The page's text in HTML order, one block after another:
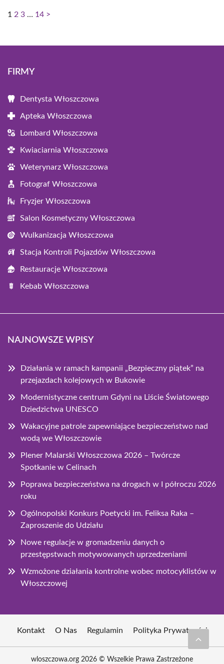
1 2 3 … 14 >
FIRMY
Dentysta Włoszczowa
Apteka Włoszczowa
Lombard Włoszczowa
Kwiaciarnia Włoszczowa
Weterynarz Włoszczowa
Fotograf Włoszczowa
Fryzjer Włoszczowa
Salon Kosmetyczny Włoszczowa
Wulkanizacja Włoszczowa
Stacja Kontroli Pojazdów Włoszczowa
Restauracje Włoszczowa
Kebab Włoszczowa
NAJNOWSZE WPISY
Działania w ramach kampanii „Bezpieczny piątek” na
przejazdach kolejowych w Bukowie
Modernistyczne centrum Gdyni na Liście Światowego
Dziedzictwa UNESCO
Wakacyjne patrole zapewniające bezpieczeństwo nad
wodą we Włoszczowie
Plener Malarski Włoszczowa 2026 – Twórcze
Spotkanie w Celinach
Poprawa bezpieczeństwa na drogach w I półroczu 2026
roku
Ogólnopolski Konkurs Poetycki im. Feliksa Raka –
Zaproszenie do Udziału
Nowe regulacje w gromadzeniu danych o
przestępstwach motywowanych uprzedzeniami
Wzmożone działania kontrolne wobec motocyklistów w
Włoszczowej
Kontakt O Nas Regulamin Polityka Prywatności
wloszczowa.org 2026 © Wszelkie Prawa Zastrzeżone